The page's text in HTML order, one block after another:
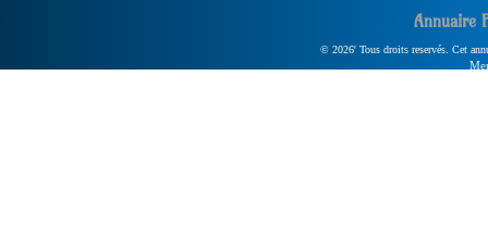
Annuaire
© 2026' Tous droits reservés. Cet